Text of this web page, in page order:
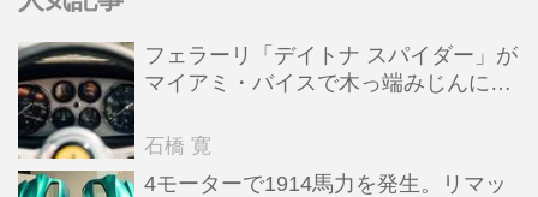
フェラーリ「デイトナ スパイダー」が
マイアミ・バイスで木っ端みじんにな
石橋 寛
4モーターで1914馬力を発生。リマッ